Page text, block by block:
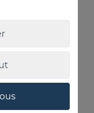
Appartement